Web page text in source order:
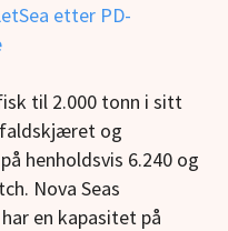
etter PD-
til 2.000 tonn i sitt
og
henholdsvis 6.240 og
Nova Seas
en kapasitet på